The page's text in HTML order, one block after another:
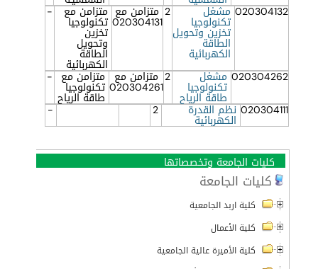
020304132 مشغل
تكنولوجيا
تخزين وتحويل
الطاقة
الكهربائية
2 متزامن مع
020304131
متزامن مع
تكنولوجيا
تخزين
وتحويل
الطاقة
الكهربائية
-
020304262 مشغل
تكنولوجيا
طاقة الرياح
2 متزامن مع
020304261
متزامن مع
تكنولوجيا
طاقة الرياح
-
020304111 نظم القدرة
الكهربائية
2
-
كليات الجامعة وتخصصاتها
كليات الجامعة
كلية اربد الجامعية
كلية الأعمال
كلية الأميرة عالية الجامعية